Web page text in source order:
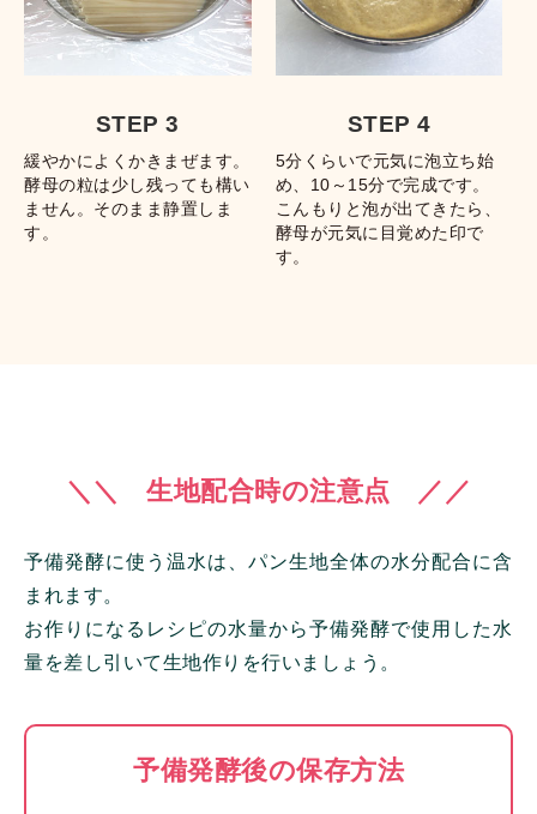
STEP 3
緩やかによくかきまぜます。
酵母の粒は少し残っても構い
ません。そのまま静置しま
す。
STEP 4
5分くらいで元気に泡立ち始
め、10～15分で完成です。
こんもりと泡が出てきたら、
酵母が元気に目覚めた印で
す。
＼＼ 生地配合時の注意点 ／／
予備発酵に使う温水は、パン生地全体の水分配合に含
まれます。
お作りになるレシピの水量から予備発酵で使用した水
量を差し引いて生地作りを行いましょう。
予備発酵後の保存方法